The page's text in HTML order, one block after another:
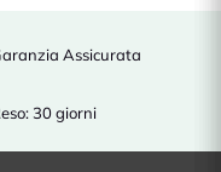
Assicurata
30 giorni